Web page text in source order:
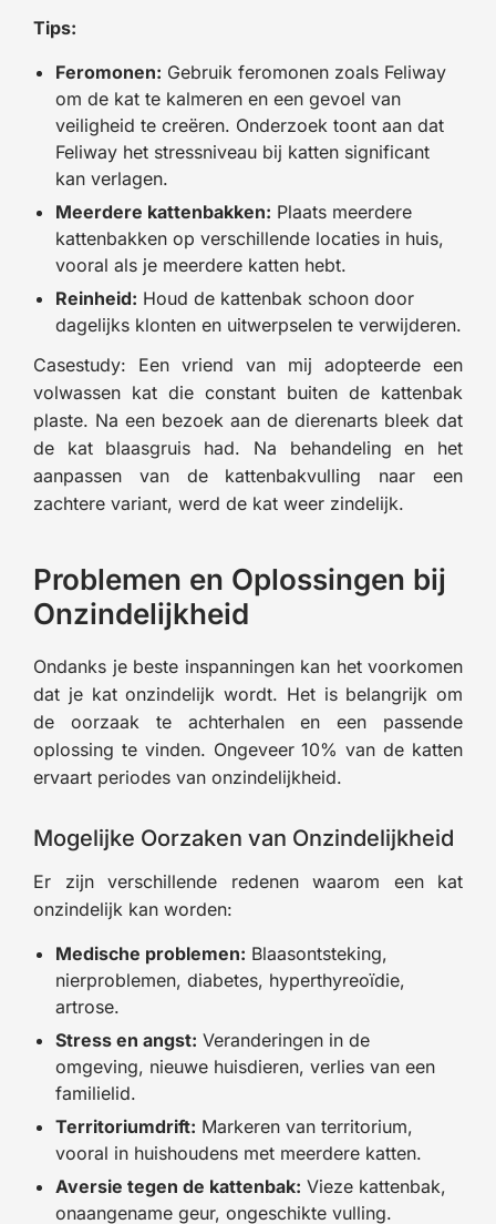
Tips:
Feromonen: Gebruik feromonen zoals Feliway
om de kat te kalmeren en een gevoel van
veiligheid te creëren. Onderzoek toont aan dat
Feliway het stressniveau bij katten significant
kan verlagen.
Meerdere kattenbakken: Plaats meerdere
kattenbakken op verschillende locaties in huis,
vooral als je meerdere katten hebt.
Reinheid: Houd de kattenbak schoon door
dagelijks klonten en uitwerpselen te verwijderen.
Casestudy: Een vriend van mij adopteerde een
volwassen kat die constant buiten de kattenbak
plaste. Na een bezoek aan de dierenarts bleek dat
de kat blaasgruis had. Na behandeling en het
aanpassen van de kattenbakvulling naar een
zachtere variant, werd de kat weer zindelijk.
Problemen en Oplossingen bij
Onzindelijkheid
Ondanks je beste inspanningen kan het voorkomen
dat je kat onzindelijk wordt. Het is belangrijk om
de oorzaak te achterhalen en een passende
oplossing te vinden. Ongeveer 10% van de katten
ervaart periodes van onzindelijkheid.
Mogelijke Oorzaken van Onzindelijkheid
Er zijn verschillende redenen waarom een kat
onzindelijk kan worden:
Medische problemen: Blaasontsteking,
nierproblemen, diabetes, hyperthyreoïdie,
artrose.
Stress en angst: Veranderingen in de
omgeving, nieuwe huisdieren, verlies van een
familielid.
Territoriumdrift: Markeren van territorium,
vooral in huishoudens met meerdere katten.
Aversie tegen de kattenbak: Vieze kattenbak,
onaangename geur, ongeschikte vulling.